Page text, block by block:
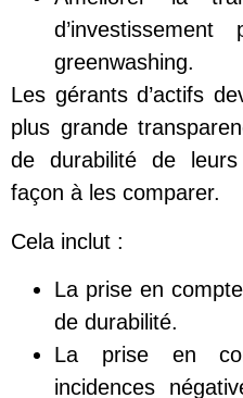
greenwashing.
Les gérants d’actifs
plus grande
de durabilité de
façon à les comparer.
Cela inclut :
La prise en
de durabilité.
La prise en
incidences